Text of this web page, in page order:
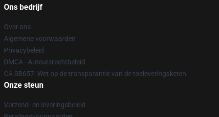
Ons bedrijf
Over ons
Algemene voorwaarden
Privacybeleid
DMCA - Auteursrechtbeleid
CA SB657: Wet op de transparantie van de toeleveringsketen
Onze steun
Verzend- en leveringsbeleid